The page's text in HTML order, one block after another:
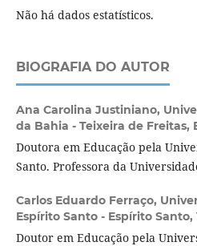
Não há dados estatísticos.
BIOGRAFIA DO AUTOR
Ana Carolina Justiniano,
da Bahia - Teixeira de Freitas,
Doutora em Educação pela
Santo. Professora da
Carlos Eduardo Ferraço,
Espírito Santo - Espírito
Doutor em Educação pela